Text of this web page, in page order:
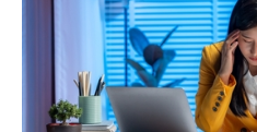
Untuk Bisnis
Untuk Anda